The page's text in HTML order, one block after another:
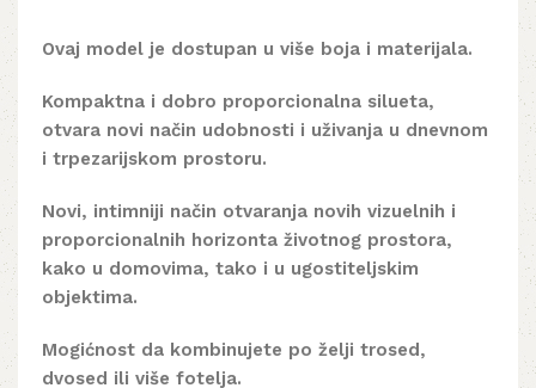
Ovaj model je dostupan u više boja i materijala.
Kompaktna i dobro proporcionalna silueta,
otvara novi način udobnosti i uživanja u dnevnom
i trpezarijskom prostoru.
Novi, intimniji način otvaranja novih vizuelnih i
proporcionalnih horizonta životnog prostora,
kako u domovima, tako i u ugostiteljskim
objektima.
Mogićnost da kombinujete po želji trosed,
dvosed ili više fotelja.